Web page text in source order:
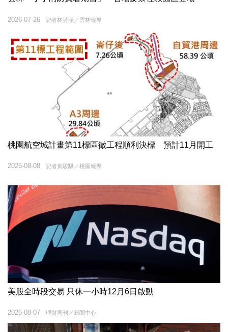
記者林詩涵／雲林報導
2026-07-26
桃園航空城計畫第11標區徵工程順利決標 預計11月開工
記者黃駿騏／桃園報導
2026-08-08
美股全時段交易 只休一小時12月6日啟動
理財周刊／新聞中心
2026-08-07